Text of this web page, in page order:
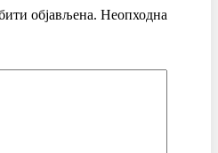
објављена. Неопходна